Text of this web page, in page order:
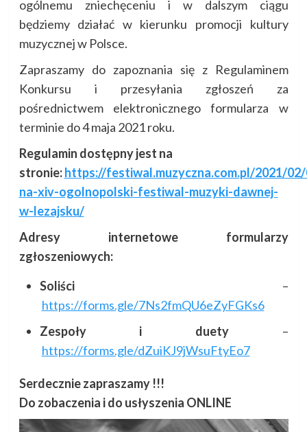
ogólnemu zniechęceniu i w dalszym ciągu
będziemy działać w kierunku promocji kultury
muzycznej w Polsce.
Zapraszamy do zapoznania się z Regulaminem
Konkursu i przesyłania zgłoszeń za
pośrednictwem elektronicznego formularza w
terminie do 4 maja 2021 roku.
Regulamin dostępny jest na
stronie:https://festiwal.muzyczna.com.pl/2021/
na-xiv-ogolnopolski-festiwal-muzyki-dawnej-
w-lezajsku/
Adresy internetowe formularzy
zgłoszeniowych:
Soliści–
https://forms.gle/7Ns2fmQU6eZyFGKs6
Zespoły i duety–
https://forms.gle/dZuiKJ9jWsuFtyEo7
Serdecznie zapraszamy !!!
Do zobaczenia i do usłyszenia ONLINE